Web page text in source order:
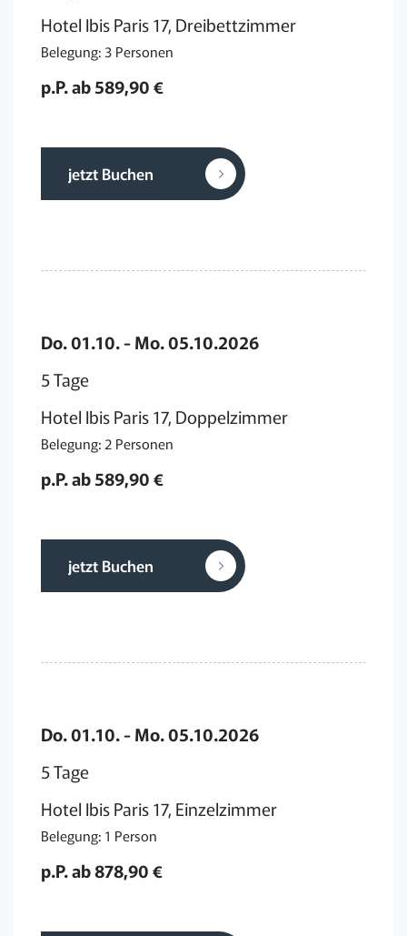
Hotel Ibis Paris 17, Dreibettzimmer
Belegung: 3 Personen
p.P. ab 589,90 €
jetzt Buchen
Do. 01.10. - Mo. 05.10.2026
5 Tage
Hotel Ibis Paris 17, Doppelzimmer
Belegung: 2 Personen
p.P. ab 589,90 €
jetzt Buchen
Do. 01.10. - Mo. 05.10.2026
5 Tage
Hotel Ibis Paris 17, Einzelzimmer
Belegung: 1 Person
p.P. ab 878,90 €